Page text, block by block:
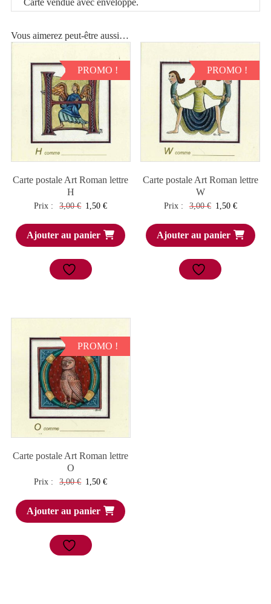
Carte vendue avec enveloppe.
Vous aimerez peut-être aussi…
PROMO !
Carte postale Art Roman lettre
H
Prix : 3,00€ Le
initial
3,00 €.
1,50€Le
actuel
Ajouter au panier
PROMO !
Carte postale Art Roman lettre
W
Prix : 3,00€ Le
initial
3,00 €.
1,50 €Le
actuel
Ajouter au panier
PROMO !
Carte postale Art Roman lettre
O
Prix : 3,00€ Le
initial
3,00 €.
1,50€Le
actuel
Ajouter au panier